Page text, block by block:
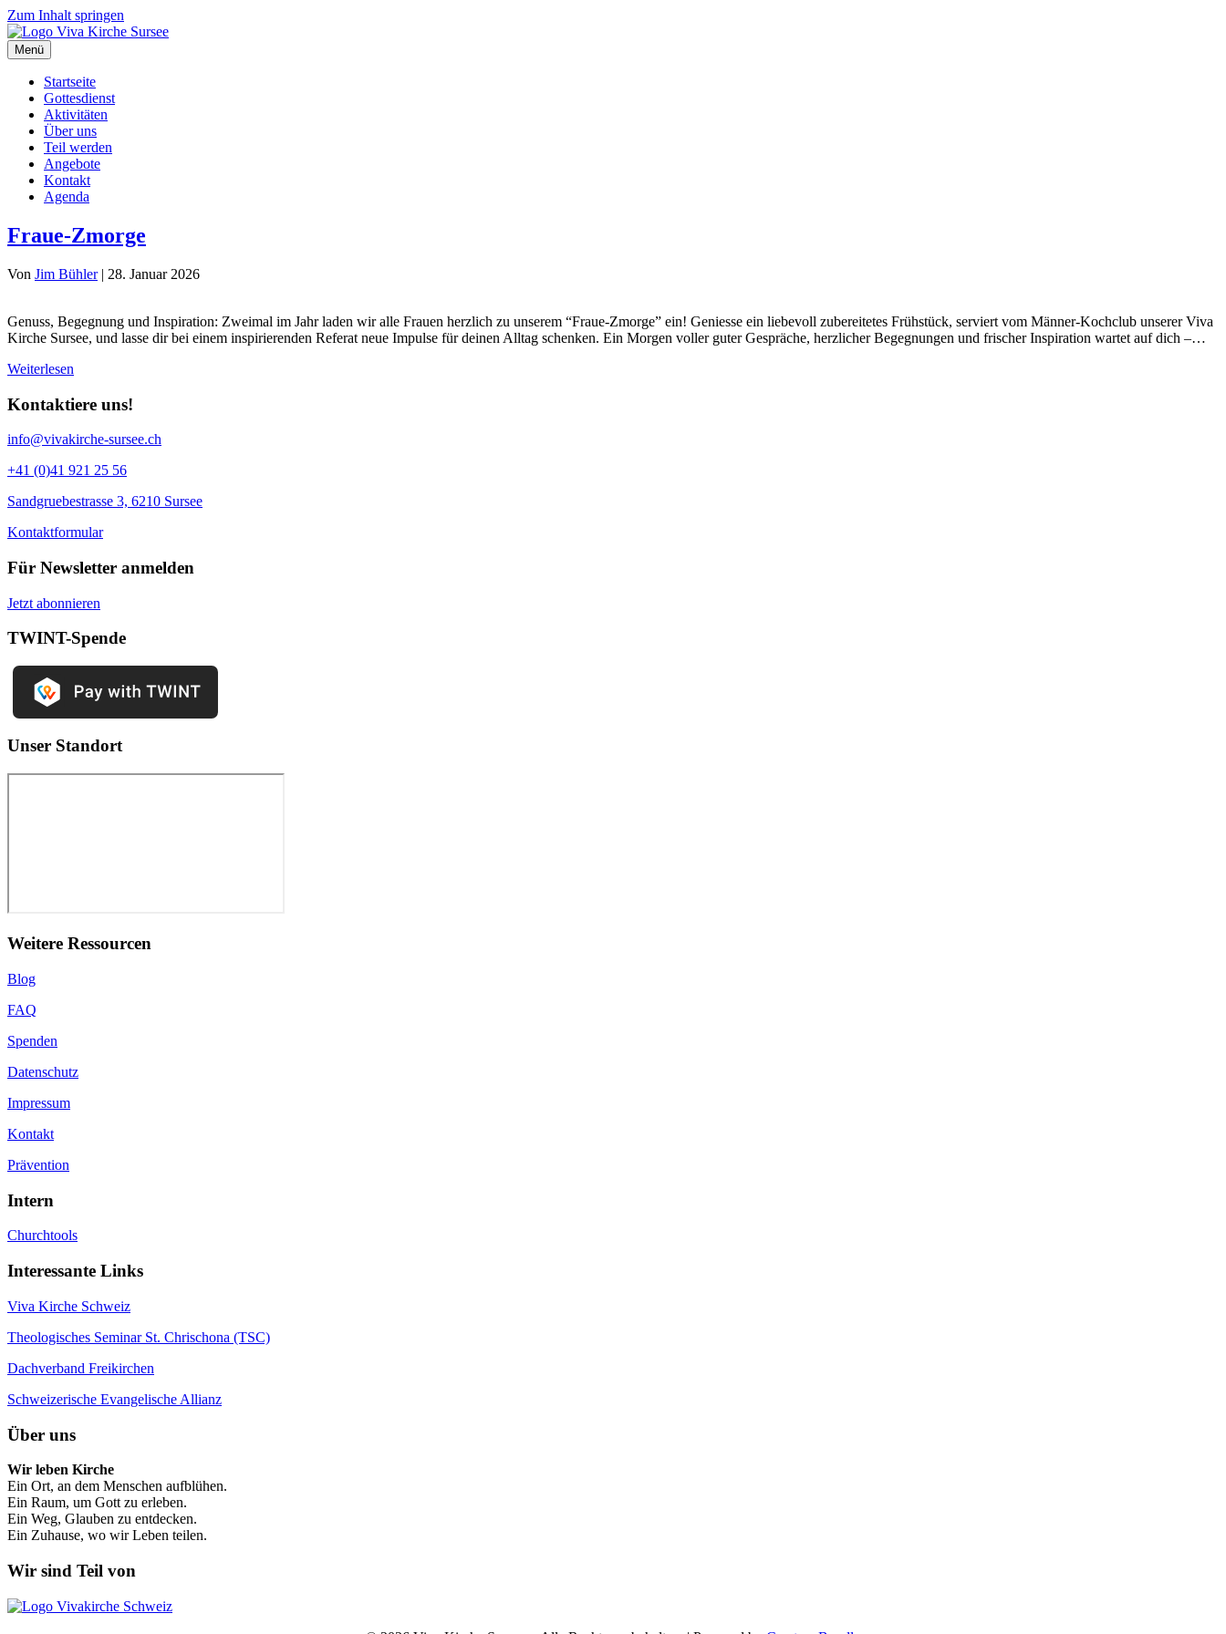
Zum Inhalt springen
Menü
Startseite
Gottesdienst
Aktivitäten
Über uns
Teil werden
Angebote
Kontakt
Agenda
Fraue-Zmorge
Von Jim Bühler| 28. Januar 2026
Genuss, Begegnung und Inspiration: Zweimal im Jahr laden wir alle Frauen herzlich zu unserem “Fraue-Zmorge” ein! Geniesse ein liebevoll zubereitetes Frühstück, serviert vom Männer-Kochclub unserer Viva
Kirche Sursee, und lasse dir bei einem inspirierenden Referat neue Impulse für deinen Alltag schenken. Ein Morgen voller guter Gespräche, herzlicher Begegnungen und frischer Inspiration wartet auf dich –…
Weiterlesen
Kontaktiere uns!
info@vivakirche-sursee.ch
+41 (0)41 921 25 56
Sandgruebestrasse 3, 6210 Sursee
Kontaktformular
Für Newsletter anmelden
Jetzt abonnieren
TWINT-Spende
Unser Standort
Weitere Ressourcen
Blog
FAQ
Spenden
Datenschutz
Impressum
Kontakt
Prävention
Intern
Churchtools
Interessante Links
Viva Kirche Schweiz
Theologisches Seminar St. Chrischona (TSC)
Dachverband Freikirchen
Schweizerische Evangelische Allianz
Über uns
Wir leben Kirche
Ein Ort, an dem Menschen aufblühen.
Ein Raum, um Gott zu erleben.
Ein Weg, Glauben zu entdecken.
Ein Zuhause, wo wir Leben teilen.
Wir sind Teil von